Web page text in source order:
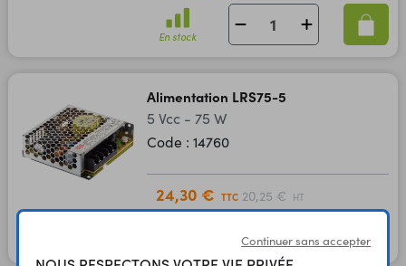
En stock
Alimentation LRS75-5
5 Vcc - 75 W
Code : 14760
24,30 € TTC 20,25 € HT
Continuer sans accepter